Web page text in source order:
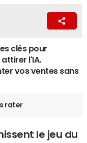
clés pour
l'IA.
vos ventes sans
rater
le jeu du